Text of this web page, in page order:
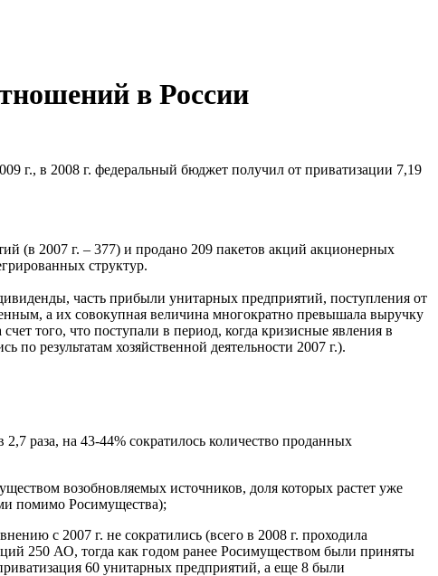
в России
г., в 2008 г. федеральный бюджет получил от приватизации 7,19
(в 2007 г. – 377) и продано 209 пакетов акций акционерных
структур.
часть прибыли унитарных предприятий, поступления от
а их совокупная величина многократно превышала выручку
того, что поступали в период, когда кризисные явления в
результатам хозяйственной деятельности 2007 г.).
раза, на 43-44% сократилось количество проданных
возобновляемых источников, доля которых растет уже
помимо Росимущества);
с 2007 г. не сократились (всего в 2008 г. проходила
250 АО, тогда как годом ранее Росимуществом были приняты
60 унитарных предприятий, а еще 8 были